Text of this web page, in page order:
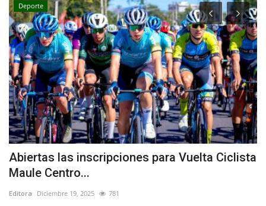
Deporte
Abiertas las inscripciones para Vuelta Ciclista
Maule Centro...
Editora Diciembre 19, 2025 781